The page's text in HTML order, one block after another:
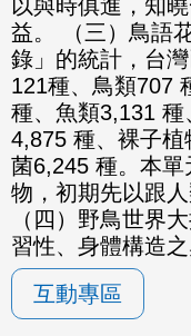
以與時俱進，知
益。 （三）鳥語
錄」的統計，台
121種、鳥類707
種、魚類3,131
4,875 種、裸子
菌6,245 種。本
物，初期先以跟
（四）野鳥世界
習性、身體構造之
互動專區